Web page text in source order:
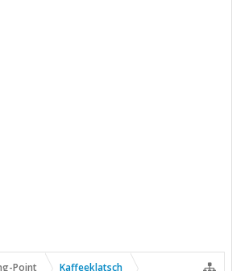
Point Kaffeeklatsch